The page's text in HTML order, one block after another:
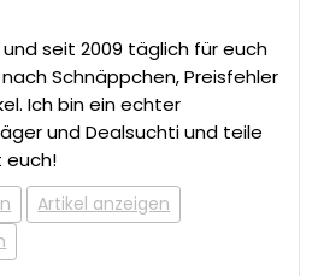
und seit 2009 täglich für euch
Schnäppchen, Preisfehler
Ich bin ein echter
und Dealsuchti und teile
euch!
Artikel anzeigen